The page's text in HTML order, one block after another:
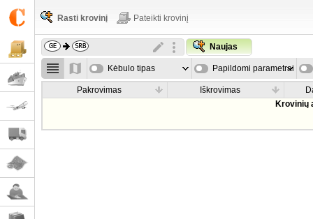
Rasti krovinį Pateikti krovinį
Naujas
Kėbulo tipas Papildomi parametrai
Pakrovimas Iškrovimas
Krovinių